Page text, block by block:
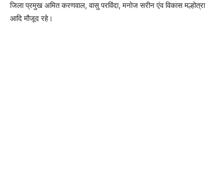
जिला प्रमुख अमित करणवाल, वासु परविंदा, मनोज सरीन एंव विकास मल्होत्रा
आदि मौजूद रहे।